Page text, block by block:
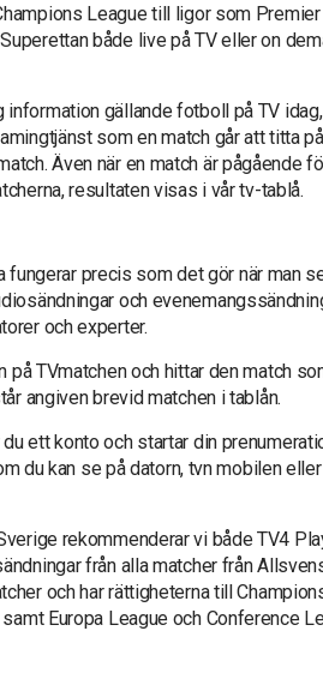
League till ligor som Premier
både live på TV eller on
information gällande fotboll på TV
som en match går att titta
Även när en match är pågående
resultaten visas i vår tv-tablå.
precis som det gör när man
och
och experter.
TVmatchen och hittar den match
angiven brevid matchen i tablån.
ett konto och startar din
du kan se på datorn, tvn mobilen eller
rekommenderar vi både TV4
från alla matcher från
och har rättigheterna till
Europa League och Conference